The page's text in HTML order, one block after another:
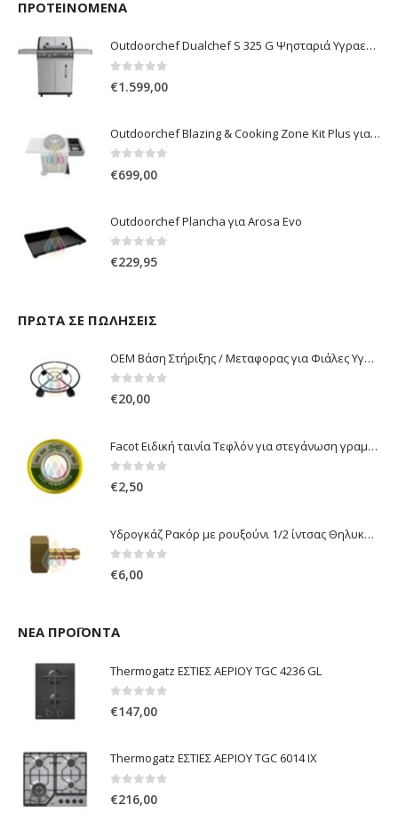
ΠΡΟΤΕΙΝΌΜΕΝΑ
Outdoorchef Dualchef S 325 G Ψησταριά Υγραερίου
€1.599,00
Outdoorchef Blazing & Cooking Zone Kit Plus για Ψησταριά Arosa Evo
€699,00
Outdoorchef Plancha για Arosa Evo
0out of 5
€229,95
ΠΡΏΤΑ ΣΕ ΠΩΛΉΣΕΙΣ
OEM Βάση Στήριξης / Μεταφορας για Φιάλες Υγραερίου 10 kg & 13 kg με ροδάκια
0out of 5
€20,00
Facot Ειδική ταινία Τεφλόν για στεγάνωση γραμμών αερίου 12m
0out of 5
€2,50
Υδρογκάζ Ρακόρ με ρουξούνι 1/2 ίντσας Θηλυκό Δεξιόστροφο για σύνδεση συσκευών με λάστιχο υγραερίου 8mm
0out of 5
€6,00
ΝΈΑ ΠΡΟΪΌΝΤΑ
Thermogatz ΕΣΤΙΕΣ ΑΕΡΙΟΥ TGC 4236 GL
0out of 5
€147,00
Thermogatz ΕΣΤΙΕΣ ΑΕΡΙΟΥ TGC 6014 IX
0out of 5
€216,00